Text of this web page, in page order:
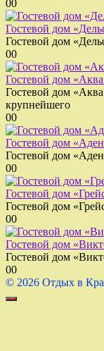
00
Гостевой дом
Гостевой дом
00
Гостевой дом
Гостевой дом
крупнейшего
00
Гостевой дом
Гостевой дом
00
Гостевой дом
Гостевой дом
00
Гостевой дом
Гостевой дом
00
© 2026 Отдых в